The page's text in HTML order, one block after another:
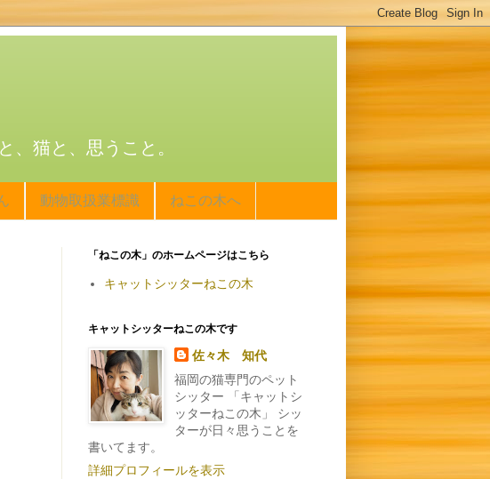
猫と、思うこと。
動物取扱業標識 ねこの木へ
「ねこの木」のホームページはこちら
キャットシッターねこの木
キャットシッターねこの木です
佐々木 知代
福岡の猫専門のペット
シッター 「キャットシ
ッターねこの木」 シッ
ターが日々思うことを
書いてます。
詳細プロフィールを表示